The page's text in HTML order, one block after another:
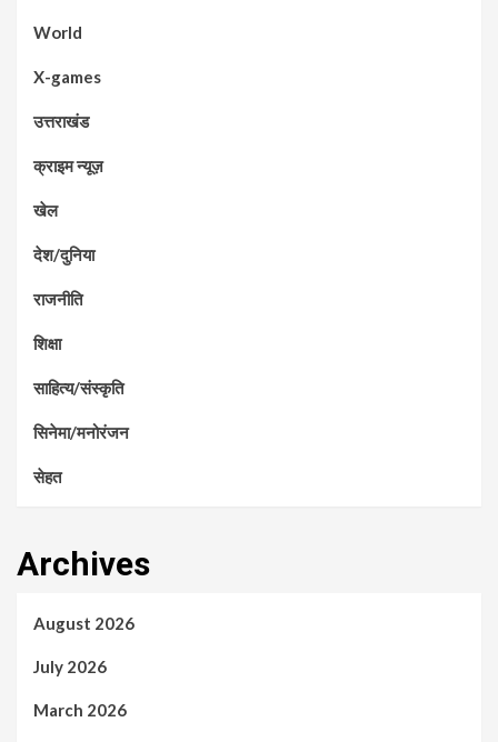
World
X-games
उत्तराखंड
क्राइम न्यूज़
खेल
देश/दुनिया
राजनीति
शिक्षा
साहित्य/संस्कृति
सिनेमा/मनोरंजन
सेहत
Archives
August 2026
July 2026
March 2026